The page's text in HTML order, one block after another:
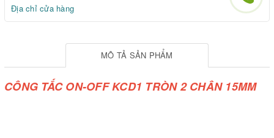
Địa chỉ cửa hàng
MÔ TẢ SẢN PHẨM
CÔNG TẮC ON-OFF KCD1 TRÒN 2 CHÂN 15MM